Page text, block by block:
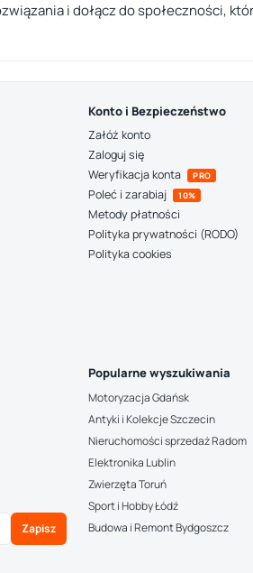
i dołącz do społeczności,
Konto i Bezpieczeństwo
Załóż konto
Zaloguj się
Weryfikacja konta
PRO
Poleć i zarabiaj 10%
Metody płatności
Polityka prywatności (RODO)
Polityka cookies
Zapisz
Popularne wyszukiwania
Motoryzacja Gdańsk
Antyki i Kolekcje Szczecin
Nieruchomości sprzedaż Radom
Elektronika Lublin
Zwierzęta Toruń
Sport i Hobby Łódź
Budowa i Remont Bydgoszcz